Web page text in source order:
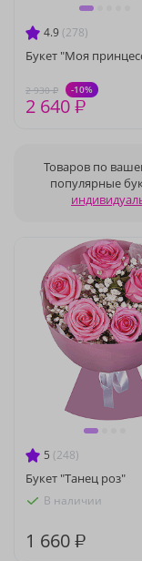
4.9 (278)
Букет "Моя
2 930 ₽ -10%
2 640 ₽
Товаров по
популярные
5 (248)
Букет "Танец роз"
В наличии
1 660 ₽